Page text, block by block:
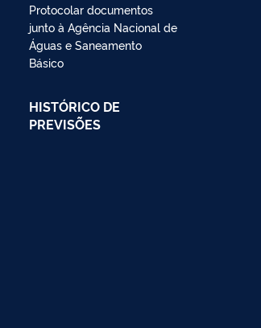
Protocolar documentos
junto à Agência Nacional de
Águas e Saneamento
Básico
HISTÓRICO DE
PREVISÕES